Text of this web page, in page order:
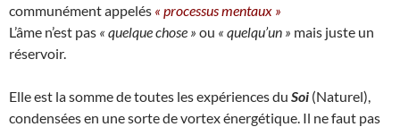
communément appelés « processus mentaux »
L’âme n’est pas « quelque chose » ou « quelqu’un » mais juste un
réservoir.
Elle est la somme de toutes les expériences du Soi (Naturel),
condensées en une sorte de vortex énergétique. Il ne faut pas